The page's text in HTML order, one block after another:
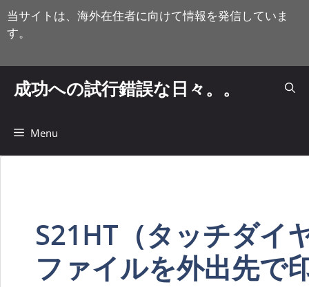
コ
ン
テ
当サイトは、海外在住者に向けて情報を発信していま
す。
成功への試行錯誤な日々。。
Menu
S21HT（タッチダイ
ファイルを外出先で